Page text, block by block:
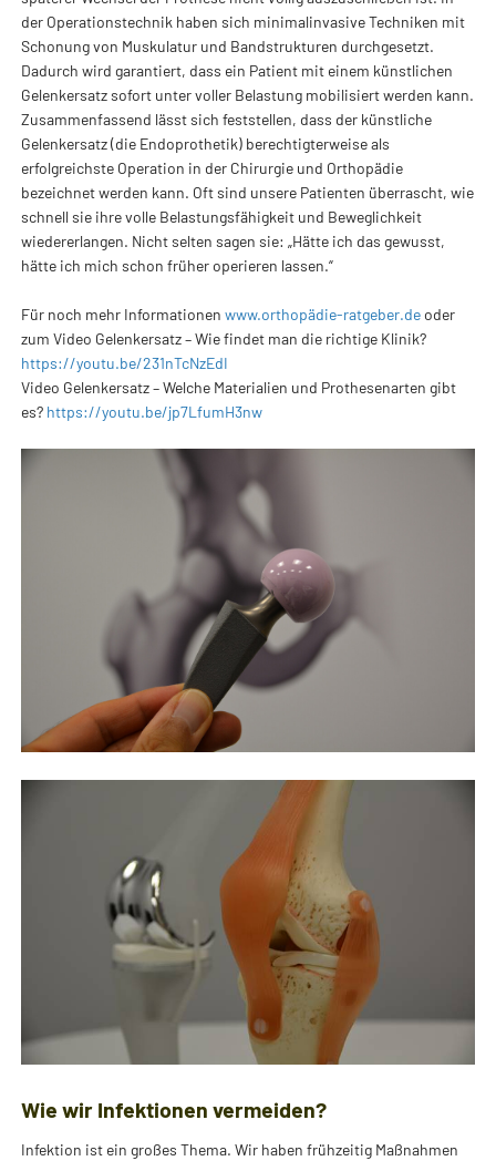
der Operationstechnik haben sich minimalinvasive Techniken mit
Schonung von Muskulatur und Bandstrukturen durchgesetzt.
Dadurch wird garantiert, dass ein Patient mit einem künstlichen
Gelenkersatz sofort unter voller Belastung mobilisiert werden kann.
Zusammenfassend lässt sich feststellen, dass der künstliche
Gelenkersatz (die Endoprothetik) berechtigterweise als
erfolgreichste Operation in der Chirurgie und Orthopädie
bezeichnet werden kann. Oft sind unsere Patienten überrascht, wie
schnell sie ihre volle Belastungsfähigkeit und Beweglichkeit
wiedererlangen. Nicht selten sagen sie: „Hätte ich das gewusst,
hätte ich mich schon früher operieren lassen.“
Für noch mehr Informationen www.orthopädie-ratgeber.deoder
zum Video Gelenkersatz – Wie findet man die richtige Klinik?
https://youtu.be/231nTcNzEdI
Video Gelenkersatz – Welche Materialien und Prothesenarten gibt
es? https://youtu.be/jp7LfumH3nw
Wie wir Infektionen vermeiden?
Infektion ist ein großes Thema. Wir haben frühzeitig Maßnahmen